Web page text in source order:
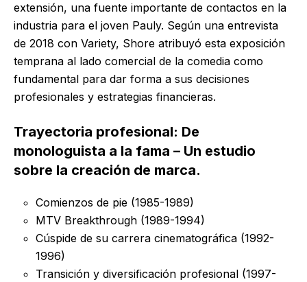
extensión, una fuente importante de contactos en la
industria para el joven Pauly. Según una entrevista
de 2018 con Variety, Shore atribuyó esta exposición
temprana al lado comercial de la comedia como
fundamental para dar forma a sus decisiones
profesionales y estrategias financieras.
Trayectoria profesional: De
monologuista a la fama – Un estudio
sobre la creación de marca.
Comienzos de pie (1985-1989)
MTV Breakthrough (1989-1994)
Cúspide de su carrera cinematográfica (1992-
1996)
Transición y diversificación profesional (1997-